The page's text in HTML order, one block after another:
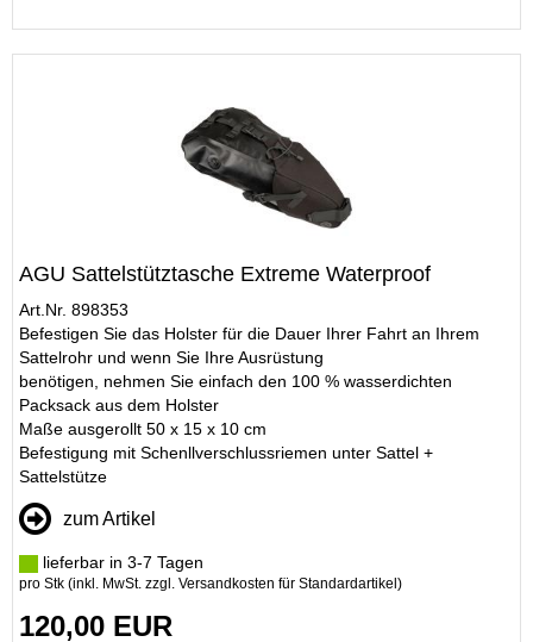
AGU Sattelstütztasche Extreme Waterproof
Art.Nr. 898353
Befestigen Sie das Holster für die Dauer Ihrer Fahrt an Ihrem
Sattelrohr und wenn Sie Ihre Ausrüstung
benötigen, nehmen Sie einfach den 100 % wasserdichten
Packsack aus dem Holster
Maße ausgerollt 50 x 15 x 10 cm
Befestigung mit Schenllverschlussriemen unter Sattel +
Sattelstütze
zum Artikel
lieferbar in 3-7 Tagen
pro Stk (inkl. MwSt. zzgl. Versandkosten für Standardartikel )
120,00 EUR